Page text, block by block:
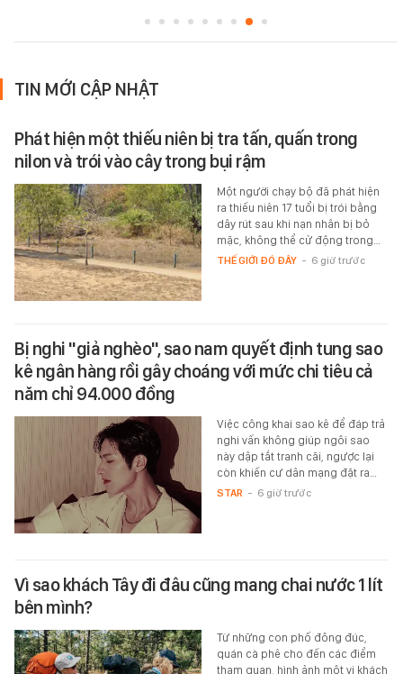
TIN MỚI CẬP NHẬT
Phát hiện một thiếu niên bị tra tấn, quấn trong
nilon và trói vào cây trong bụi rậm
Một người chạy bộ đã phát hiện
ra thiếu niên 17 tuổi bị trói bằng
dây rút sau khi nạn nhân bị bỏ
mặc, không thể cử động trong…
THẾ GIỚI ĐÓ ĐÂY - 6 giờ trước
Bị nghi "giả nghèo", sao nam quyết định tung sao
kê ngân hàng rồi gây choáng với mức chi tiêu cả
năm chỉ 94.000 đồng
Việc công khai sao kê để đáp trả
nghi vấn không giúp ngôi sao
này dập tắt tranh cãi, ngược lại
còn khiến cư dân mạng đặt ra…
STAR - 6 giờ trước
Vì sao khách Tây đi đâu cũng mang chai nước 1 lít
bên mình?
Từ những con phố đông đúc,
quán cà phê cho đến các điểm
tham quan, hình ảnh một vị khách